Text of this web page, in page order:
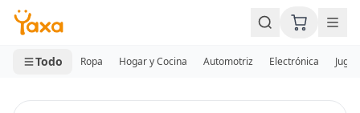
MINI CARRITO
0 productos
Todo Ropa Hogar y Cocina Automotriz Electrónica